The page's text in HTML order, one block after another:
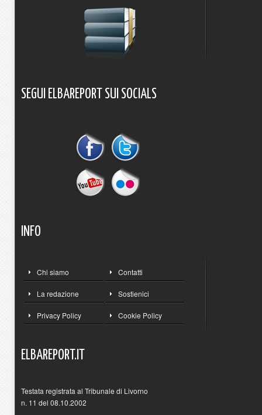
SEGUI ELBAREPORT SUI SOCIALS
INFO
Chi siamo Contatti
La redazione Sostienici
Privacy Policy Cookie Policy
ELBAREPORT.IT
Testata registrata al Tribunale di Livorno
n. 11 del 08.10.2002